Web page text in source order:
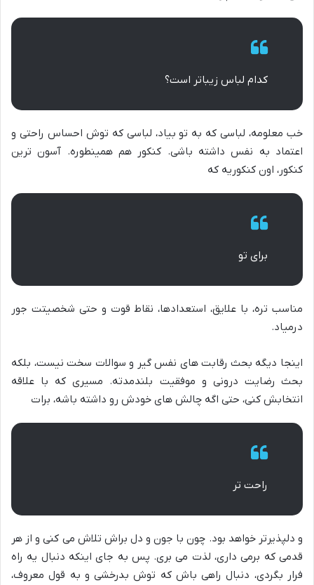
کدام لباس زیباتر است؟
خب معلومه، لباسی که به تو بیاد، لباسی که توش احساس راحتی و
اعتماد به نفس داشته باشی. کنکور هم همینطوره. آسون ترین
کنکور، اون کنکوریه که
برای تو
مناسب تره، با علایق، استعدادها، نقاط قوت و حتی شخصیتت جور
درمیاد.
اینجا دیگه بحث رقابت های نفس گیر و سوالات سخت نیست، بلکه
بحث رضایت درونی و موفقیت بلندمدته. مسیری که با علاقه
انتخابش کنی، حتی اگه چالش های خودش رو داشته باشه، برات
راحت تر
و دلپذیرتر خواهد بود. چون با جون و دل براش تلاش می کنی و از هر
قدمی که برمی داری، لذت می بری. پس به جای اینکه دنبال یه راه
فرار بگردی، دنبال راهی باش که توش بدرخشی و به قول معروف،